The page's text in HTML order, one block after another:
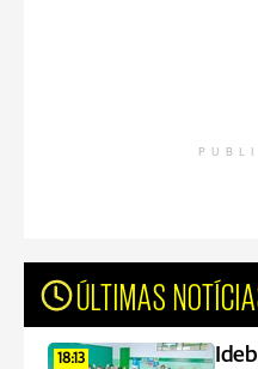
ÚLTIMAS
18:13